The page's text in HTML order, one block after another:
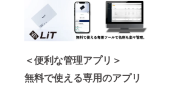
＜便利な管理アプリ＞
無料で使える専用のアプリ